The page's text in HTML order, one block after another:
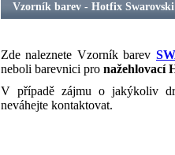
Vzorník barev - Hotfix Swarovski
Zde naleznete Vzorník barev
neboli barevnici pro nažehlovací
V případě zájmu o jakýkoliv
neváhejte kontaktovat.